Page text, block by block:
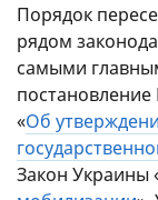
Порядок
рядом
самыми
«Об
Закон Украины